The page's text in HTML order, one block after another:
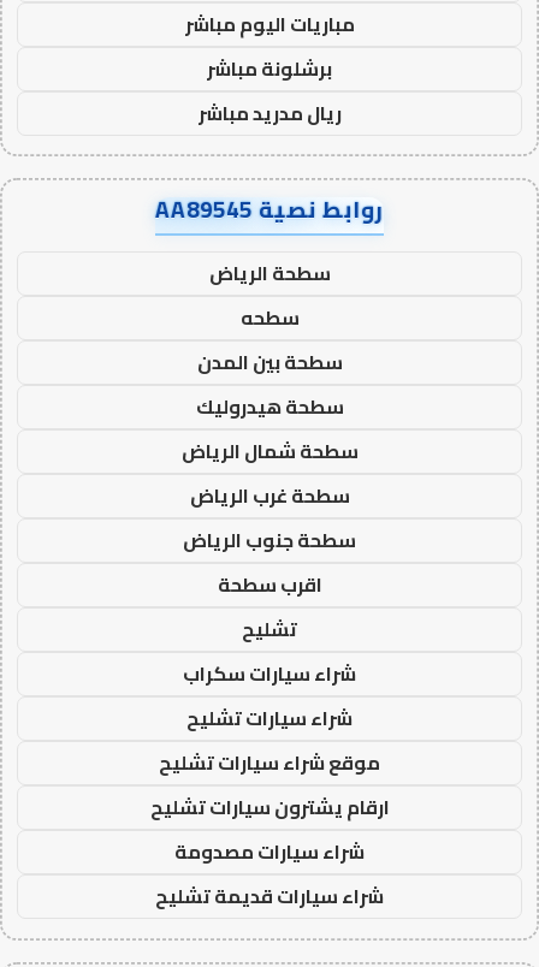
مباريات اليوم مباشر
برشلونة مباشر
ريال مدريد مباشر
روابط نصية AA89545
سطحة الرياض
سطحه
سطحة بين المدن
سطحة هيدروليك
سطحة شمال الرياض
سطحة غرب الرياض
سطحة جنوب الرياض
اقرب سطحة
تشليح
شراء سيارات سكراب
شراء سيارات تشليح
موقع شراء سيارات تشليح
ارقام يشترون سيارات تشليح
شراء سيارات مصدومة
شراء سيارات قديمة تشليح